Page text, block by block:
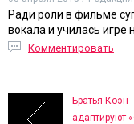
Ради роли в фильме
вокала и училась игре
Комментировать
Братья Коэн
адаптируют